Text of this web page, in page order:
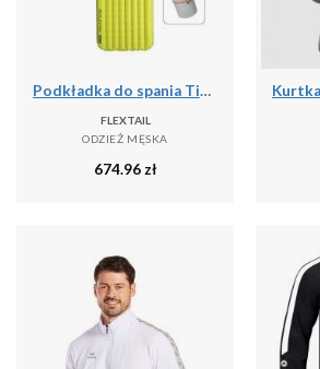
Podkładka do spania Tiny R03 AVS | Materac kempingowy | R Value 3.0
FLEXTAIL
ODZIEŻ MĘSKA
674.96 zł